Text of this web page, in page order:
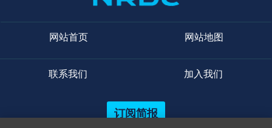
网站首页 网站地图
联系我们 加入我们
订阅简报